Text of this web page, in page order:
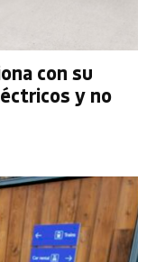
con su
y no